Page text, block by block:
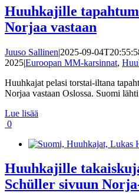
Huuhkajille
Norjaa vastaan
Juuso Sallinen|2025-09-
2025|Euroopan MM-karsinnat,
Huuhkajat pelasi torstai-iltana
Norjaa vastaan Oslossa. Suomi
Lue lisää
0
Huuhkajille
Schüller sivuun